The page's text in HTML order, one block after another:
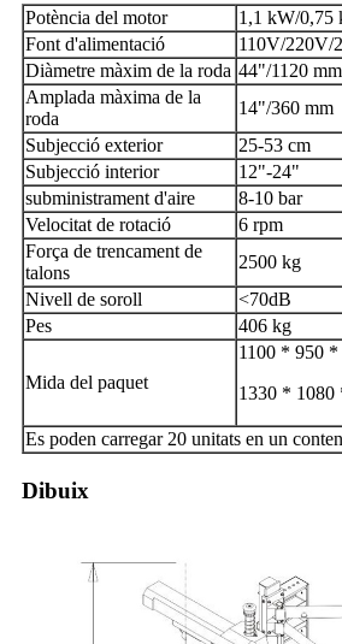
Potència del motor
1,1 kW/0,75
Font d'alimentació
110V/220V/
Diàmetre màxim de la roda 44"/1120 mm
Amplada màxima de la
roda
14"/360 mm
Subjecció exterior
25-53 cm
Subjecció interior
12"-24"
subministrament d'aire
8-10 bar
Velocitat de rotació
6 rpm
Força de trencament de
talons
2500 kg
Nivell de soroll
<70dB
Pes
406 kg
Mida del paquet
1100 * 950 *
1330 * 1080
Es poden carregar 20 unitats en un
Dibuix